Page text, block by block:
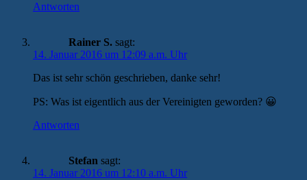
Antworten
Rainer S. sagt:
14. Januar 2016 um 12:09 a.m. Uhr
Das ist sehr schön geschrieben, danke sehr!
PS: Was ist eigentlich aus der Vereinigten geworden? 😀
Antworten
Stefan sagt:
14. Januar 2016 um 12:10 a.m. Uhr